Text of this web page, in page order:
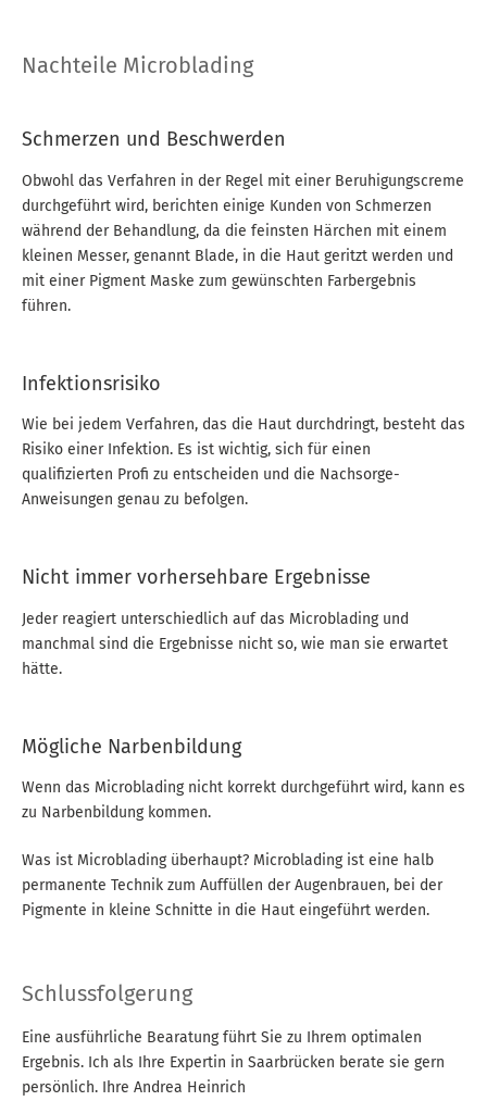
Nachteile Microblading
Schmerzen und Beschwerden
Obwohl das Verfahren in der Regel mit einer Beruhigungscreme
durchgeführt wird, berichten einige Kunden von Schmerzen
während der Behandlung, da die feinsten Härchen mit einem
kleinen Messer, genannt Blade, in die Haut geritzt werden und
mit einer Pigment Maske zum gewünschten Farbergebnis
führen.
Infektionsrisiko
Wie bei jedem Verfahren, das die Haut durchdringt, besteht das
Risiko einer Infektion. Es ist wichtig, sich für einen
qualifizierten Profi zu entscheiden und die Nachsorge-
Anweisungen genau zu befolgen.
Nicht immer vorhersehbare Ergebnisse
Jeder reagiert unterschiedlich auf das Microblading und
manchmal sind die Ergebnisse nicht so, wie man sie erwartet
hätte.
Mögliche Narbenbildung
Wenn das Microblading nicht korrekt durchgeführt wird, kann es
zu Narbenbildung kommen.
Was ist Microblading überhaupt? Microblading ist eine halb
permanente Technik zum Auffüllen der Augenbrauen, bei der
Pigmente in kleine Schnitte in die Haut eingeführt werden.
Schlussfolgerung
Eine ausführliche Bearatung führt Sie zu Ihrem optimalen
Ergebnis. Ich als Ihre Expertin in Saarbrücken berate sie gern
persönlich. Ihre Andrea Heinrich